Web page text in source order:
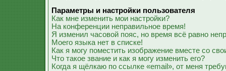
Параметры и настройки пользователя
Как мне изменить мои настройки?
На конференции неправильное время!
Я изменил часовой пояс, но время всё равно
Моего языка нет в списке!
Как я могу поместить изображение вместе со
Что такое звание и как я могу изменить его?
Когда я щёлкаю по ссылке «email», от меня